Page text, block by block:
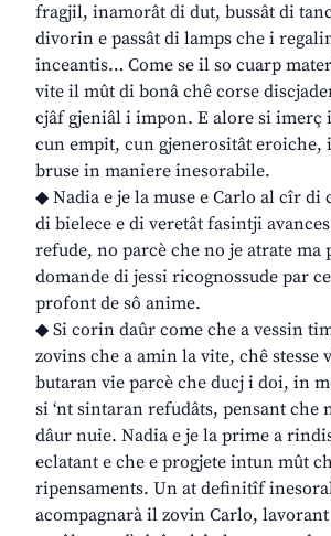
fragjil, inamorât di dut, bussât di
divorin e passât di lamps che i
inceantis… Come se il so cuarp
vite il mût di bonâ chê corse
cjâf gjeniâl i impon. E alore si imerç
cun empit, cun gjenerositât eroiche,
bruse in maniere inesorabile.
◆ Nadia e je la muse e Carlo al cîr di
di bielece e di veretât fasintji
refude, no parcè che no je atrate ma
domande di jessi ricognossude par
profont de sô anime.
◆ Si corin daûr come che a vessin
zovins che a amin la vite, chê stesse
butaran vie parcè che ducj i doi, in
si ‘nt sintaran refudâts, pensant che
dâur nuie. Nadia e je la prime a
eclatant e che e progjete intun mût
ripensaments. Un at definitîf
acompagnarà il zovin Carlo,